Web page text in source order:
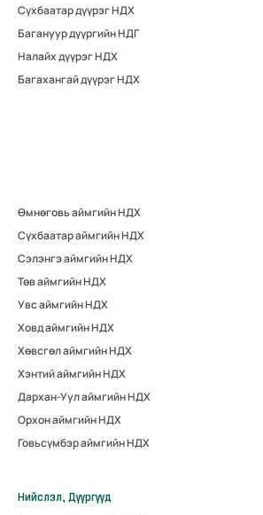
Сүхбаатар дүүрэг НДХ
Багануур дүүргийн НДГ
Налайх дүүрэг НДХ
Багахангай дүүрэг НДХ
Өмнөговь аймгийн НДХ
Сүхбаатар аймгийн НДХ
Сэлэнгэ аймгийн НДХ
Төв аймгийн НДХ
Увс аймгийн НДХ
Ховд аймгийн НДХ
Хөвсгөл аймгийн НДХ
Хэнтий аймгийн НДХ
Дархан-Уул аймгийн НДХ
Орхон аймгийн НДХ
Говьсүмбэр аймгийн НДХ
Нийслэл, Дүүргүүд